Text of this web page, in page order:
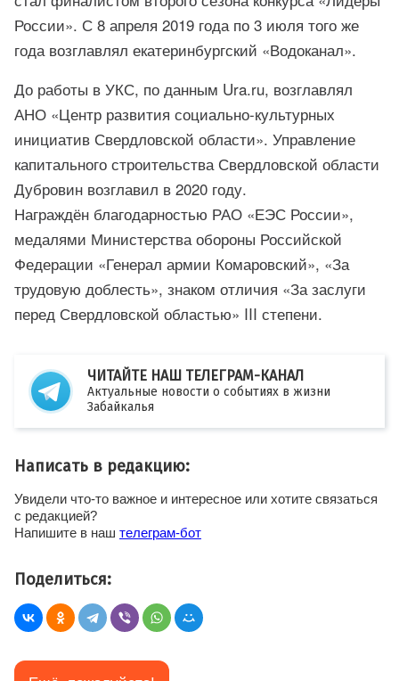
России». С 8 апреля 2019 года по 3 июля того же
года возглавлял екатеринбургский «Водоканал».
До работы в УКС, по данным Ura.ru, возглавлял
АНО «Центр развития социально-культурных
инициатив Свердловской области». Управление
капитального строительства Свердловской области
Дубровин возглавил в 2020 году.
Награждён благодарностью РАО «ЕЭС России»,
медалями Министерства обороны Российской
Федерации «Генерал армии Комаровский», «За
трудовую доблесть», знаком отличия «За заслуги
перед Свердловской областью» III степени.
ЧИТАЙТЕ НАШ ТЕЛЕГРАМ-КАНАЛ
Актуальные новости о событиях в жизни
Забайкалья
Написать в редакцию:
Увидели что-то важное и интересное или хотите связаться
с редакцией?
Напишите в наш телеграм-бот
Поделиться: